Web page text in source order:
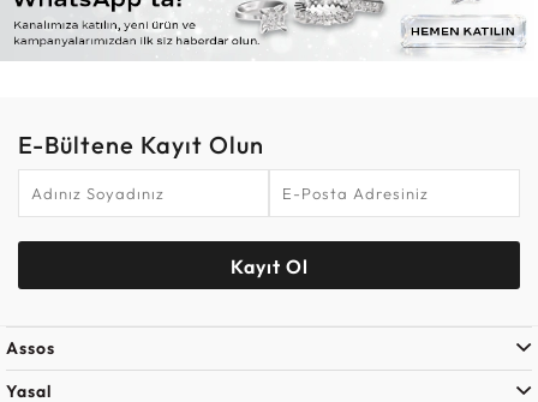
E-Bültene Kayıt Olun
Kayıt Ol
Assos
Yasal